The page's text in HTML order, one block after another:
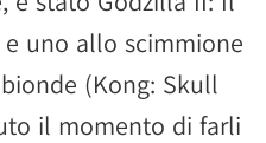
uno allo scimmione
(Kong: Skull
il momento di farli